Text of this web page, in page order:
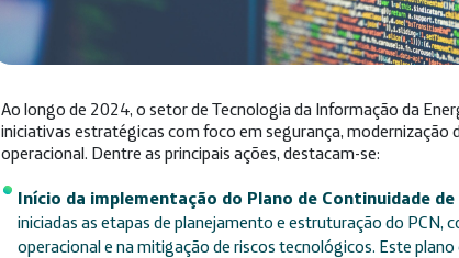
Ao longo de 2024, o setor de Tecnologia da Informação da
iniciativas estratégicas com foco em segurança, modernização
operacional. Dentre as principais ações, destacam-se:
Início da implementação do Plano de Continuidade
iniciadas as etapas de planejamento e estruturação do PCN,
operacional e na mitigação de riscos tecnológicos. Este plano